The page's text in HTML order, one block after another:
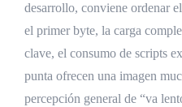
desarrollo, conviene ordenar
el primer byte, la carga
clave, el consumo de scripts
punta ofrecen una imagen
percepción general de “va